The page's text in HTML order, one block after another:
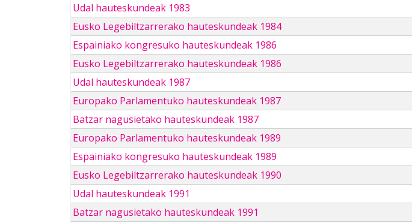
Udal hauteskundeak 1983
Eusko Legebiltzarrerako hauteskundeak 1984
Espainiako kongresuko hauteskundeak 1986
Eusko Legebiltzarrerako hauteskundeak 1986
Udal hauteskundeak 1987
Europako Parlamentuko hauteskundeak 1987
Batzar nagusietako hauteskundeak 1987
Europako Parlamentuko hauteskundeak 1989
Espainiako kongresuko hauteskundeak 1989
Eusko Legebiltzarrerako hauteskundeak 1990
Udal hauteskundeak 1991
Batzar nagusietako hauteskundeak 1991